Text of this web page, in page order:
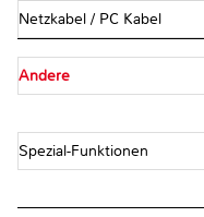
Netzkabel / PC Kabel
Andere
Spezial-Funktionen